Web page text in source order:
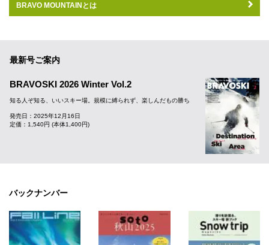
BRAVO MOUNTAINとは
最新号ご案内
BRAVOSKI 2026 Winter Vol.2
知る人ぞ知る、いいスキー場。規模に縛られず、楽しんだもの勝ち
発売日：2025年12月16日
定価：1,540円 (本体1,400円)
バックナンバー